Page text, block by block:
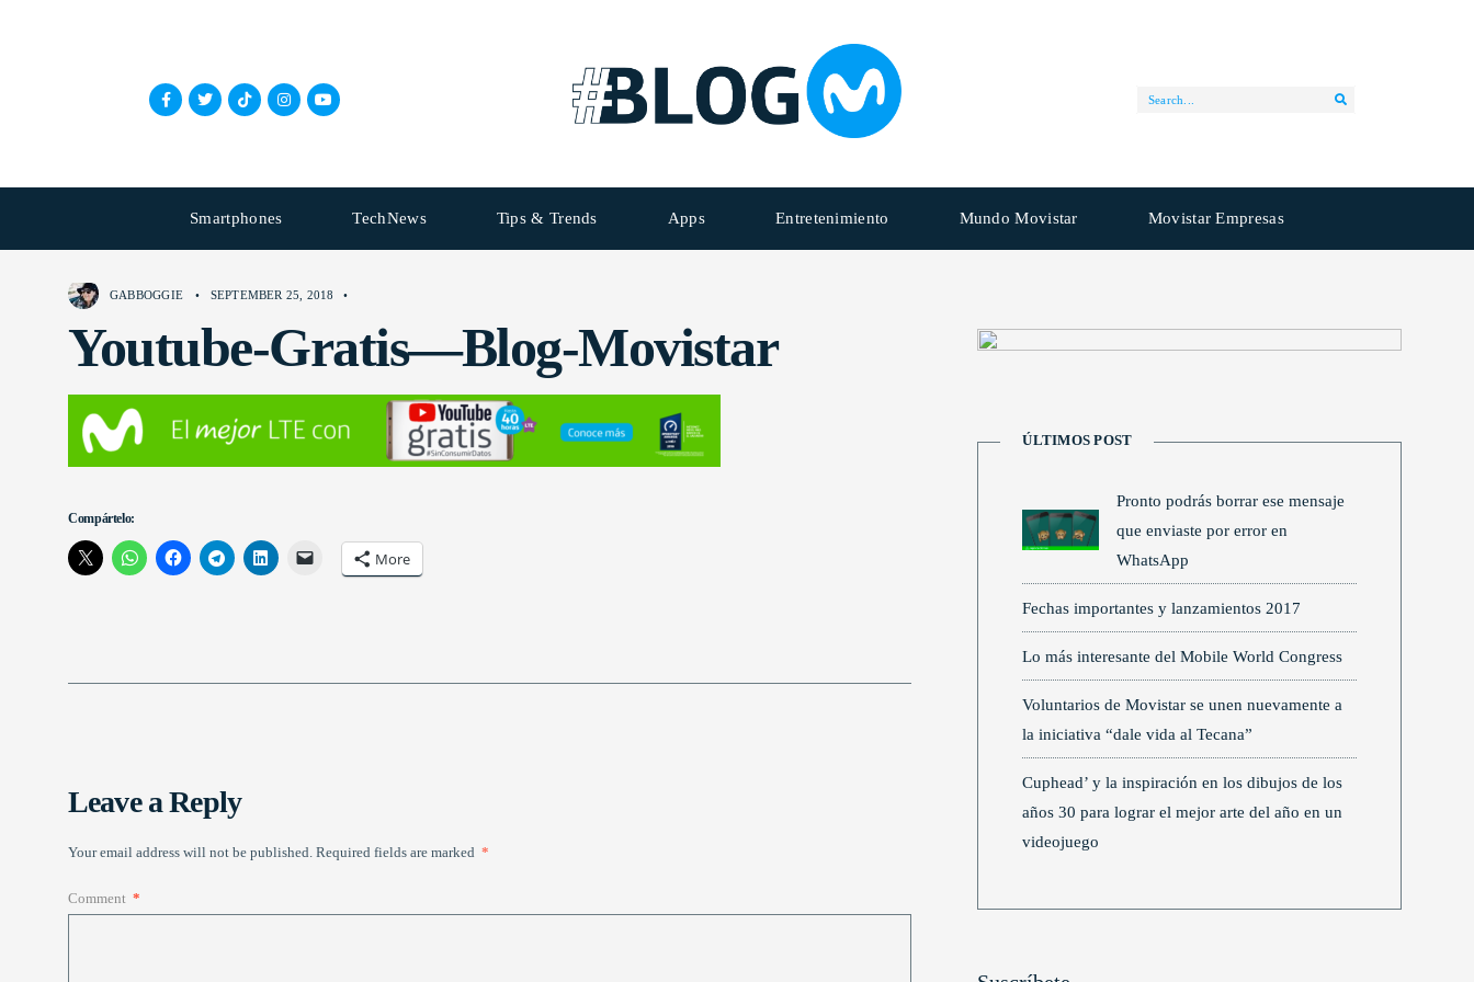
Smartphones TechNews Tips & Trends Apps Entretenimiento Mundo Movistar Movistar Empresas
GABBOGGIE • SEPTEMBER 25, 2018 •
Youtube-Gratis—Blog-Movistar
Compártelo:
More
Leave a Reply
Your email address will not be published. Required fields are marked *
Comment *
ÚLTIMOS POST
Pronto podrás borrar ese mensaje
que enviaste por error en
WhatsApp
Fechas importantes y lanzamientos 2017
Lo más interesante del Mobile World Congress
Voluntarios de Movistar se unen nuevamente a
la iniciativa “dale vida al Tecana”
Cuphead’ y la inspiración en los dibujos de los
años 30 para lograr el mejor arte del año en un
videojuego